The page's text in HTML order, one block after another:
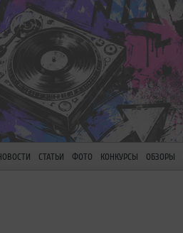
СТАТЬИ ФОТО КОНКУРСЫ ОБЗОРЫ